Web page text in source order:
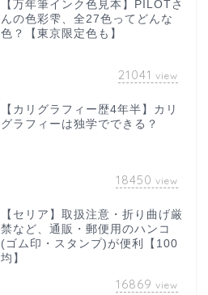
【万年筆インク色見本】PILOTさ
んの色彩雫、全27色ってどんな
色？【東京限定色も】
21041 view
【カリグラフィー歴4年半】カリ
グラフィーは独学でできる？
18450 view
【セリア】取扱注意・折り曲げ厳
禁など、通販・郵便用のハンコ
(ゴム印・スタンプ)が便利【100
均】
16869 view